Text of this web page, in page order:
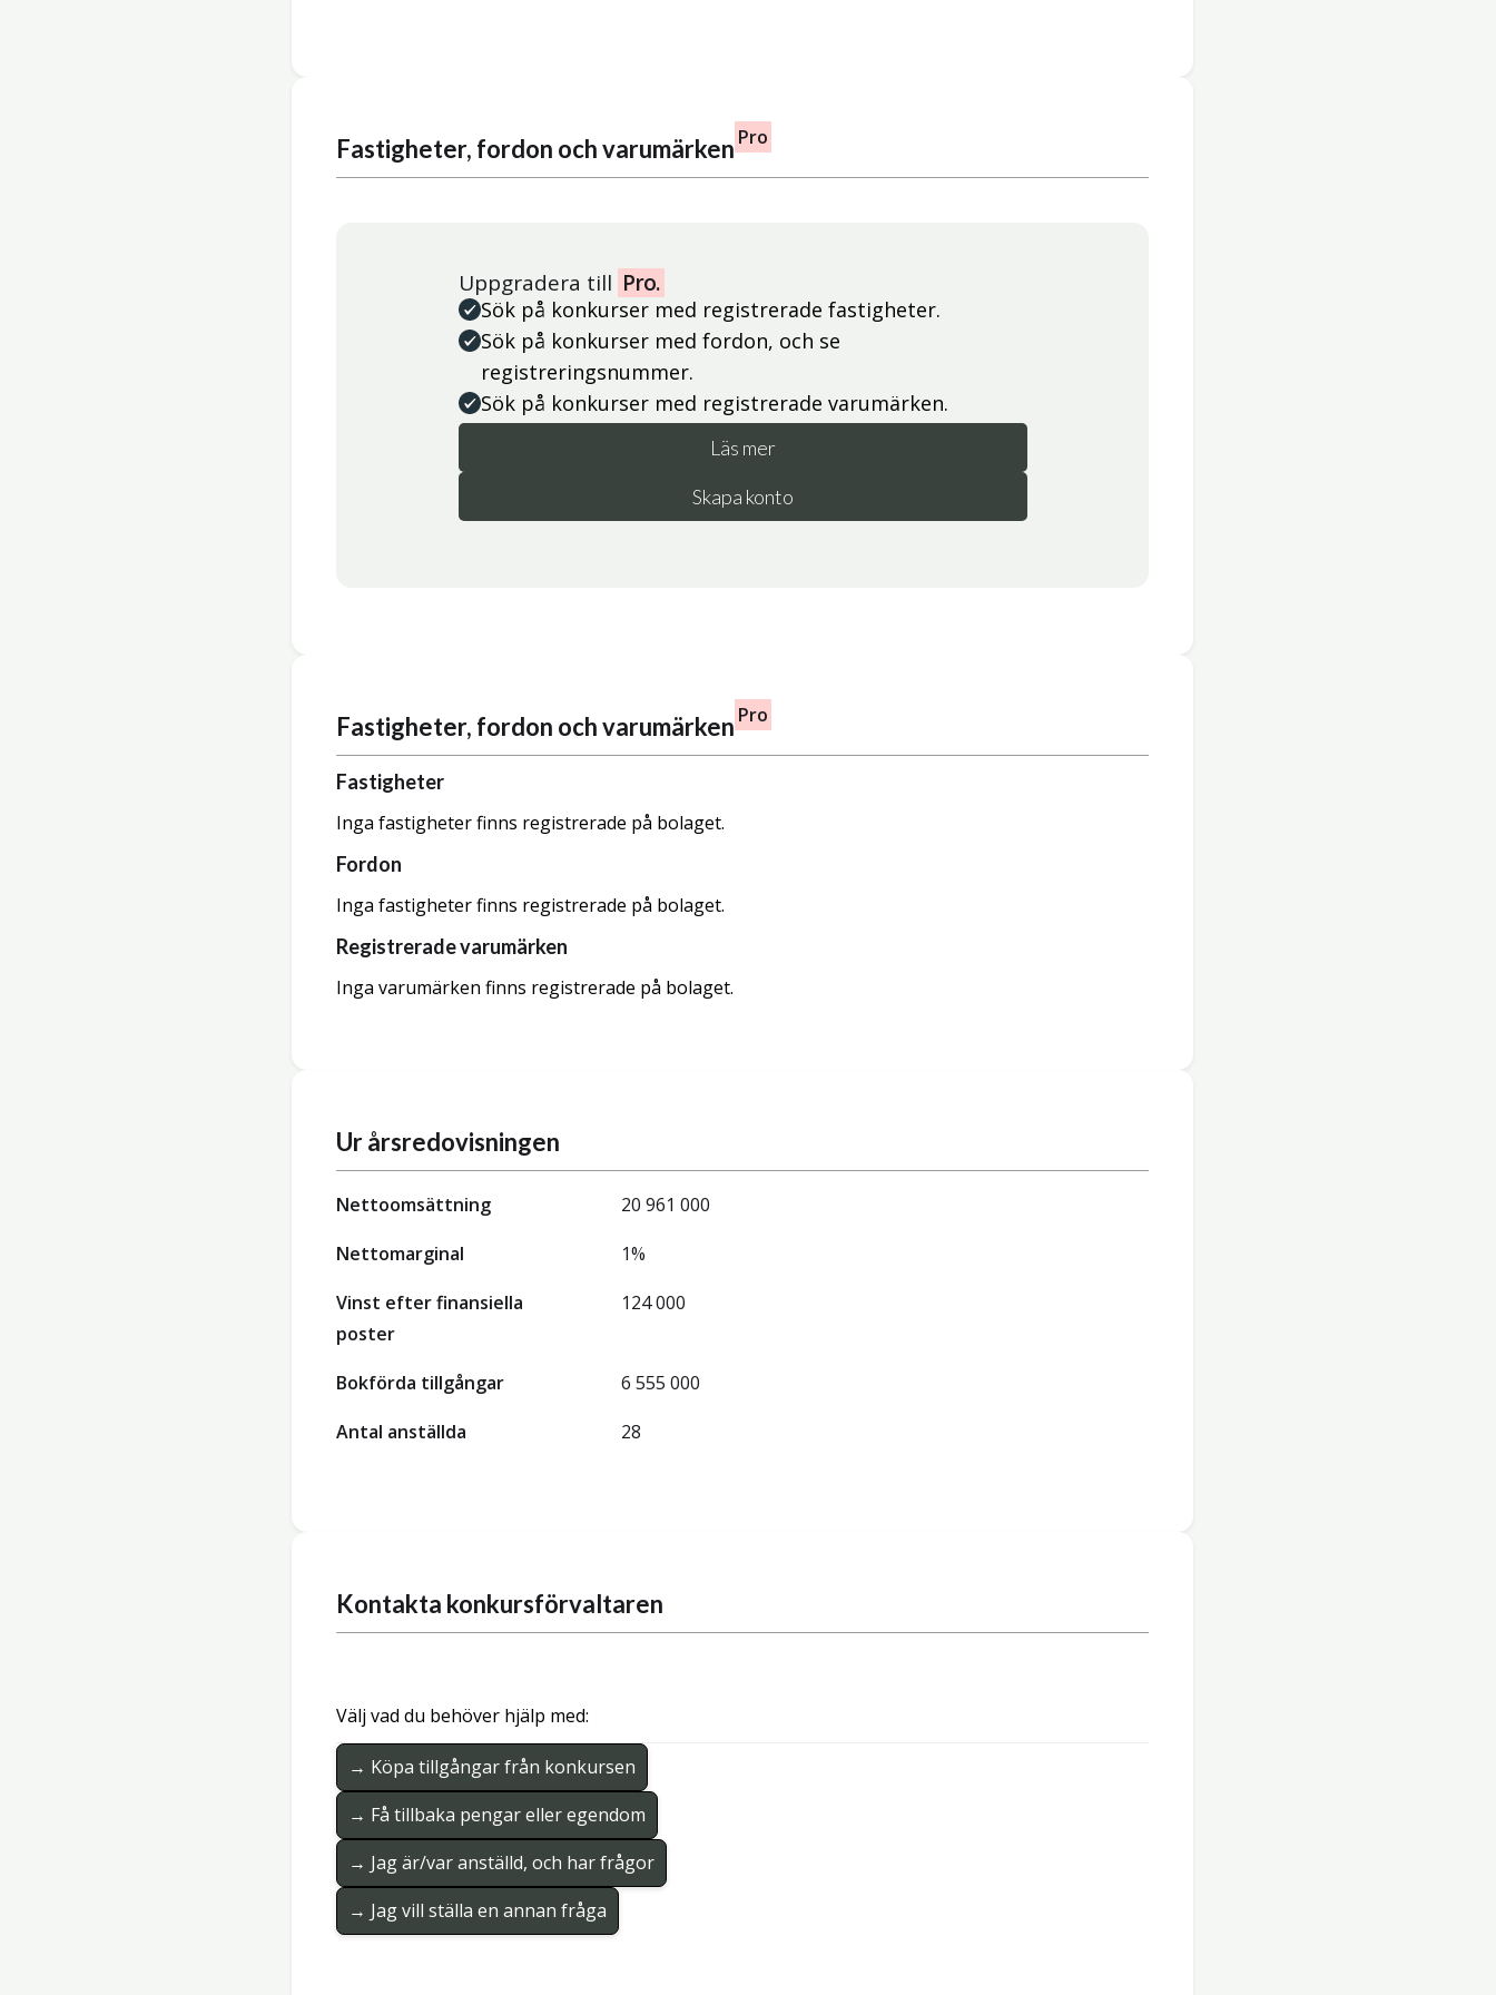
Fastigheter, fordon och varumärken Pro
Uppgradera till Pro.
Sök på konkurser med registrerade fastigheter.
Sök på konkurser med fordon, och se
registreringsnummer.
Sök på konkurser med registrerade varumärken.
Läs mer
Skapa konto
Fastigheter, fordon och varumärken Pro
Fastigheter
Inga fastigheter finns registrerade på bolaget.
Fordon
Inga fastigheter finns registrerade på bolaget.
Registrerade varumärken
Inga varumärken finns registrerade på bolaget.
Ur årsredovisningen
Nettoomsättning
20 961 000
Nettomarginal
1%
Vinst efter finansiella
poster
124 000
Bokförda tillgångar
6 555 000
Antal anställda
28
Kontakta konkursförvaltaren
Välj vad du behöver hjälp med:
→ Köpa tillgångar från konkursen
→ Få tillbaka pengar eller egendom
→ Jag är/var anställd, och har frågor
→ Jag vill ställa en annan fråga